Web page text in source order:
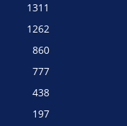
1311
1262
860
777
438
197